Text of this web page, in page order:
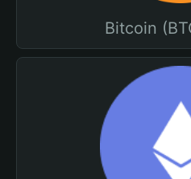
Bitcoin